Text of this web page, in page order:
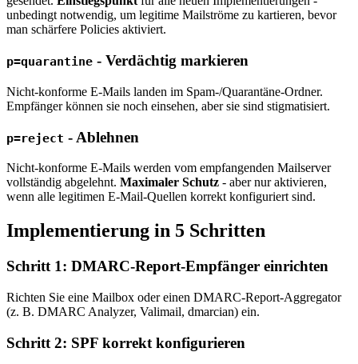
unbedingt notwendig, um legitime Mailströme zu kartieren, bevor
man schärfere Policies aktiviert.
p=quarantine - Verdächtig markieren
Nicht-konforme E-Mails landen im Spam-/Quarantäne-Ordner.
Empfänger können sie noch einsehen, aber sie sind stigmatisiert.
p=reject - Ablehnen
Nicht-konforme E-Mails werden vom empfangenden Mailserver
vollständig abgelehnt. Maximaler Schutz - aber nur aktivieren,
wenn alle legitimen E-Mail-Quellen korrekt konfiguriert sind.
Implementierung in 5 Schritten
Schritt 1: DMARC-Report-Empfänger einrichten
Richten Sie eine Mailbox oder einen DMARC-Report-Aggregator
(z. B. DMARC Analyzer, Valimail, dmarcian) ein.
Schritt 2: SPF korrekt konfigurieren